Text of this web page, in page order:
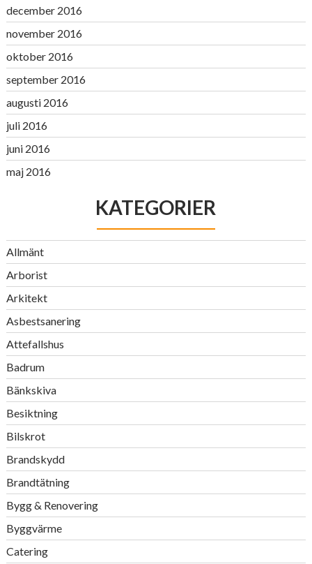
december 2016
november 2016
oktober 2016
september 2016
augusti 2016
juli 2016
juni 2016
maj 2016
KATEGORIER
Allmänt
Arborist
Arkitekt
Asbestsanering
Attefallshus
Badrum
Bänkskiva
Besiktning
Bilskrot
Brandskydd
Brandtätning
Bygg & Renovering
Byggvärme
Catering